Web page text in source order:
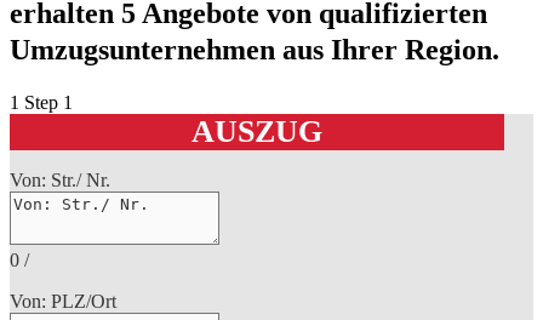
erhalten 5 Angebote von qualifizierten
Umzugsunternehmen aus Ihrer Region.
1 Step 1
AUSZUG
Von: Str./ Nr.
0 /
Von: PLZ/Ort